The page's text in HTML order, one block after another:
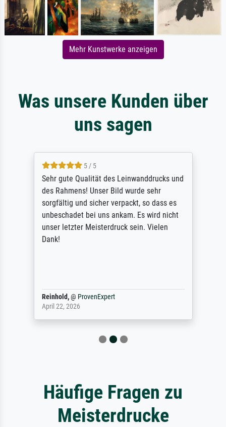
Mehr Kunstwerke anzeigen
Was unsere Kunden über
uns sagen
5 / 5
Sehr gute Qualität des Leinwanddrucks und
des Rahmens! Unser Bild wurde sehr
sorgfältig und sicher verpackt, so dass es
unbeschadet bei uns ankam. Es wird nicht
unser letzter Meisterdruck sein. Vielen
Dank!
Reinhold,@ ProvenExpert
April 22, 2026
Häufige Fragen zu
Meisterdrucke